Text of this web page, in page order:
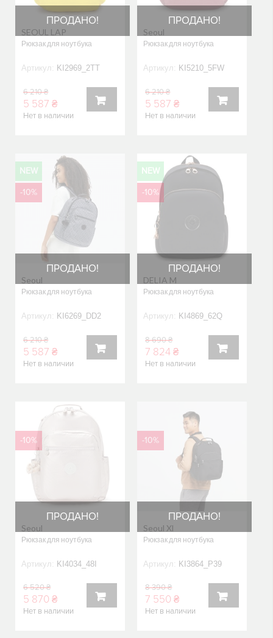
ПРОДАНО!
SEOUL LAP
Рюкзак для ноутбука
Артикул: KI2969_2TT
6 210 ₴
5 587 ₴
Нет в наличии
ПРОДАНО!
Seoul
Рюкзак для ноутбука
Артикул: KI5210_5FW
6 210 ₴
5 587 ₴
Нет в наличии
ПРОДАНО!
NEW
-10%
Seoul
Рюкзак для ноутбука
Артикул: KI6269_DD2
6 210 ₴
5 587 ₴
Нет в наличии
ПРОДАНО!
NEW
-10%
DELIA M
Рюкзак для ноутбука
Артикул: KI4869_62Q
8 690 ₴
7 824 ₴
Нет в наличии
ПРОДАНО!
-10%
Seoul
Рюкзак для ноутбука
Артикул: KI4034_48I
6 520 ₴
5 870 ₴
Нет в наличии
ПРОДАНО!
-10%
Seoul Xl
Рюкзак для ноутбука
Артикул: KI3864_P39
8 390 ₴
7 550 ₴
Нет в наличии